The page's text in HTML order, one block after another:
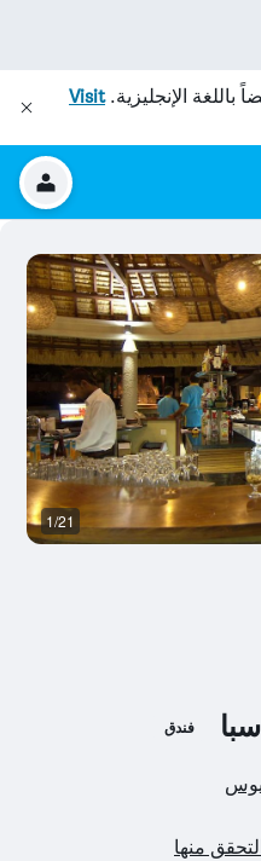
باللغة الإنجليزية.Visit
فندق
1/21